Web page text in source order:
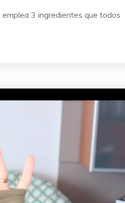
3 ingredientes que todos